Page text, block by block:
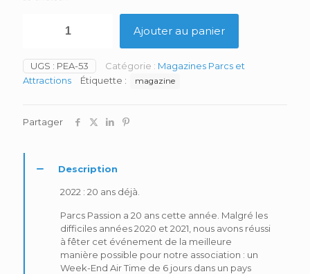
et
Attractions
n°53
Ajouter au panier
UGS : PEA-53 Catégorie : Magazines Parcs et
Attractions
Étiquette : magazine
Partager
Description
2022 : 20 ans déjà.
Parcs Passion a 20 ans cette année. Malgré les
difficiles années 2020 et 2021, nous avons réussi
à fêter cet événement de la meilleure
manière possible pour notre association : un
Week-End Air Time de 6 jours dans un pays